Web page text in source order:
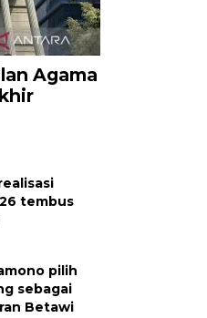
Agama
tembus
pilih
sebagai
Betawi